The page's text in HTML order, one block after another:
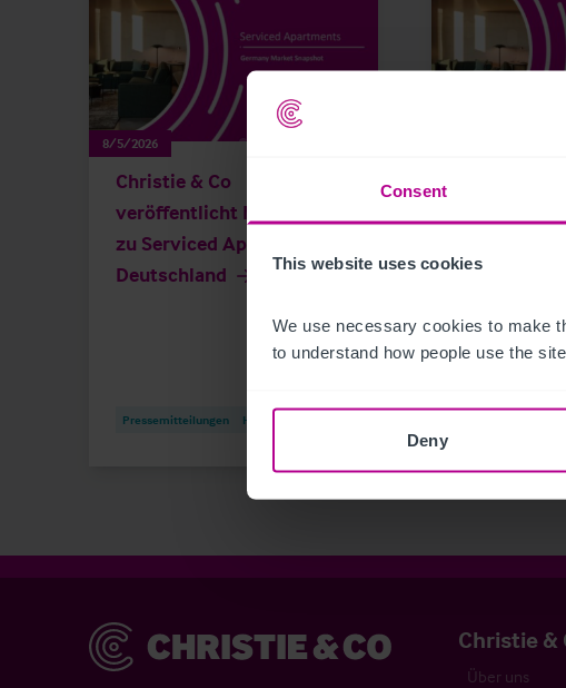
Consent
This website uses cookies
We use necessary cookies to make
to understand how people use the
Deny
8/5/2026
Christie & Co
veröffentlicht Marktstudie
zu Serviced Apartments in
Deutschland
Pressemitteilungen Hotels
Christie & Co Christie &
Über uns